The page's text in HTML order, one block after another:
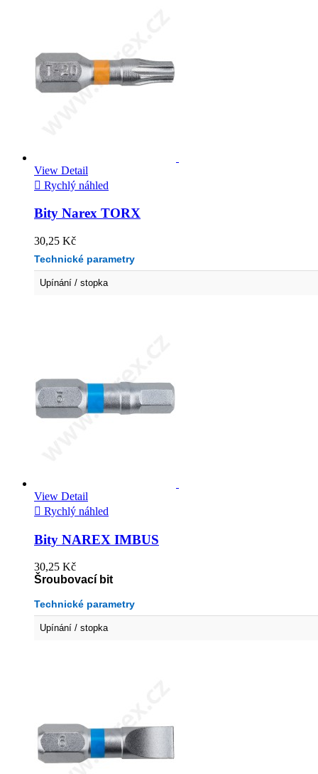
View Detail
 Rychlý náhled
Bity Narex TORX
30,25 Kč
Technické parametry
Upínání / stopka
View Detail
 Rychlý náhled
Bity NAREX IMBUS
30,25 Kč
Šroubovací bit
Technické parametry
Upínání / stopka